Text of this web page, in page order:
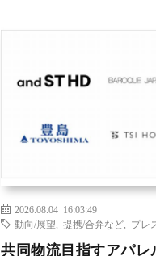
2026.08.04 16:03:49
動向/展望
,提携/合弁など プレ
共同物流目指すアパ